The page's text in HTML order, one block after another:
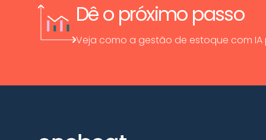
Dê o próximo passo
Veja como a gestão de estoque com